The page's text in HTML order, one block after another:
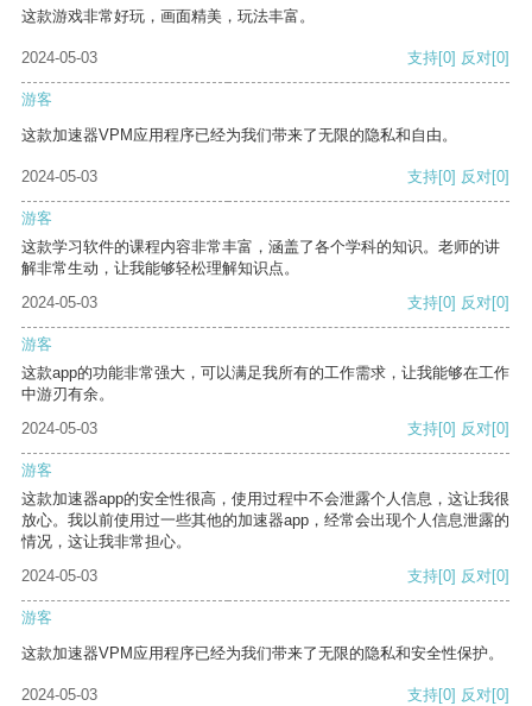
这款游戏非常好玩，画面精美，玩法丰富。
2024-05-03 支持[0] 反对[0]
游客
这款加速器VPM应用程序已经为我们带来了无限的隐私和自由。
2024-05-03 支持[0] 反对[0]
游客
这款学习软件的课程内容非常丰富，涵盖了各个学科的知识。老师的讲
解非常生动，让我能够轻松理解知识点。
2024-05-03
支持[0] 反对[0]
游客
这款app的功能非常强大，可以满足我所有的工作需求，让我能够在工作
中游刃有余。
2024-05-03
支持[0] 反对[0]
游客
这款加速器app的安全性很高，使用过程中不会泄露个人信息，这让我很
放心。我以前使用过一些其他的加速器app，经常会出现个人信息泄露的
情况，这让我非常担心。
2024-05-03
支持[0] 反对[0]
游客
这款加速器VPM应用程序已经为我们带来了无限的隐私和安全性保护。
2024-05-03 支持[0] 反对[0]